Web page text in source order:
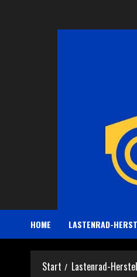
HOME LASTENRAD-
Start Lastenrad-